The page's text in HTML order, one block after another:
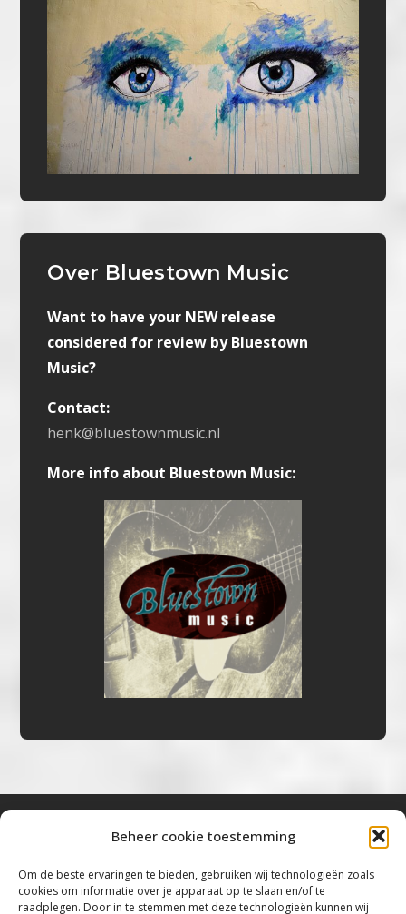
Beheer cookie toestemming
Om de beste ervaringen te bieden, gebruiken wij technologieën zoals
cookies om informatie over je apparaat op te slaan en/of te
raadplegen. Door in te stemmen met deze technologieën kunnen wij
Over Bluestown Music
Want to have your NEW release
considered for review by Bluestown
Music?
Contact:
henk@bluestownmusic.nl
More info about Bluestown Music:
“Voor de mooiste Blues, Rock, Roots &